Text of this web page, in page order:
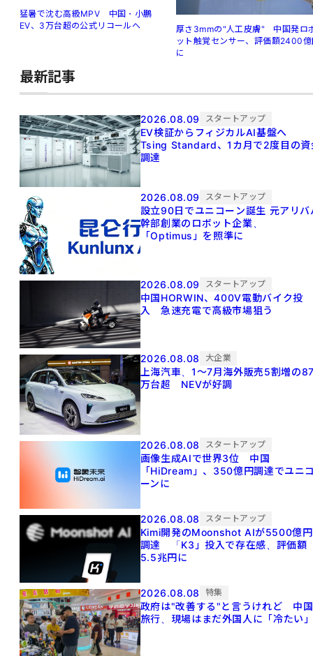
猛暑で沈む高級MPV 中国・小鵬
EV、3万台超の公式リコールへ
厚さ3mmの"人工皮膚" 中国発ロ
ット触覚センサー、評価額2400
に
最新記事
2026.08.09 スタートアップ
EV検証からフィジカルAI基盤へ
Tsing Standard、1カ月で2度目の資
調達
2026.08.09 スタートアップ
設立90日でユニコーン誕生 元アリババ
幹部創業のロボット企業、
「Optimus」を照準に
2026.08.09 スタートアップ
中国HORWIN、400V電動バイク投
入 急速充電で高級市場狙う
2026.08.08 大企業
上海汽車、1～7月海外販売5割増の
万台超 NEVが好調
2026.08.08 スタートアップ
画像生成AIで世界3位 中国
「HiDream」、350億円調達でユニ
ーンに
2026.08.08 スタートアップ
Kimi開発のMoonshot AIが5500億円
調達 「K3」投入で存在感、評価額
5.5兆円に
2026.08.08 特集
政府は"改善する"と言うけれど 中国
旅行、現場はまだ外国人に「冷たい